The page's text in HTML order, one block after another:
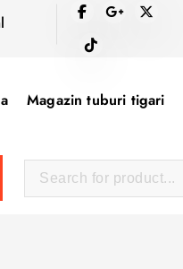
Magazin tuburi tigari